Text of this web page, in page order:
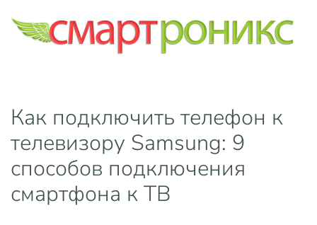
Skip to main content
Как подключить телефон к
телевизору Samsung: 9
способов подключения
смартфона к ТВ